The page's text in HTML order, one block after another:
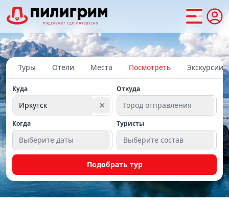
Туры Отели Места Посмотреть Экскурсии
Куда
Иркутск ✕
Откуда
Город отправления
Когда
Выберите даты
Туристы
Выберите состав
Подобрать тур